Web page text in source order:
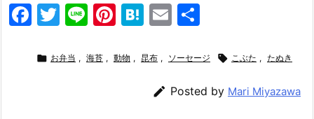
F
c
T
itt
Li
e
Pi
er
H
e
a
E
ai
l
 お弁当 , 海苔 , 動物 , 昆布 , ソーセージ  こぶた , たぬき
 Posted by Mari Miyazawa